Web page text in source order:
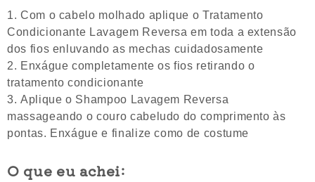
Com o cabelo molhado aplique o Tratamento
Condicionante Lavagem Reversa em toda a extensão
dos fios enluvando as mechas cuidadosamente
Enxágue completamente os fios retirando o
tratamento condicionante
Aplique o Shampoo Lavagem Reversa
massageando o couro cabeludo do comprimento às
pontas. Enxágue e finalize como de costume
O que eu achei: